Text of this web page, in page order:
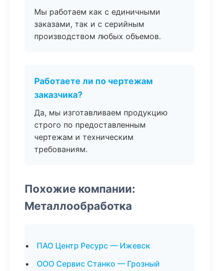
Мы работаем как с единичными
заказами, так и с серийным
производством любых объемов.
Работаете ли по чертежам
заказчика?
Да, мы изготавливаем продукцию
строго по предоставленным
чертежам и техническим
требованиям.
Похожие компании:
Металлообработка
ПАО Центр Ресурс — Ижевск
ООО Сервис Станко — Грозный